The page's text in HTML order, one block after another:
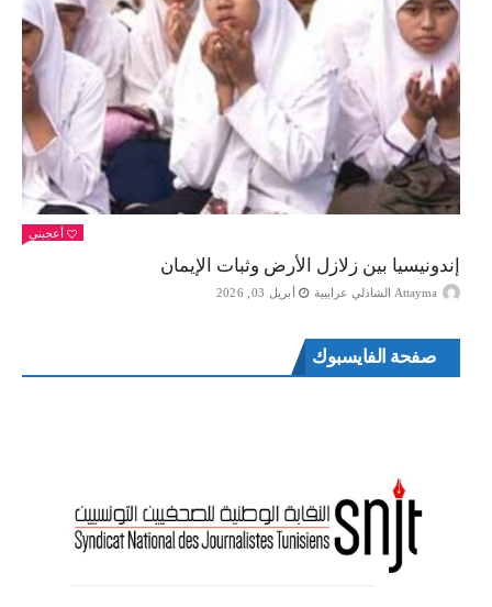
أعجبني
إندونيسيا بين زلازل الأرض وثبات الإيمان
Attayma الشاذلي عرايبية أبريل 03, 2026
صفحة الفايسبوك